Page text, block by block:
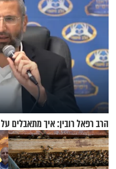
הרב רפאל רובין: איך מתאבלים